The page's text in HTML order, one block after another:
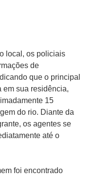
local, os policiais
de
que o principal
em sua residência,
15
do rio. Diante da
os agentes se
até o
foi encontrado